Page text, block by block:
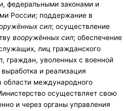
федеральными законами и
России; поддержание в
сил; осуществление
вооружённых сил; обеспечение
лиц гражданского
, граждан, уволенных с военной
и реализация
области международного
осуществляет свою
и через органы управления